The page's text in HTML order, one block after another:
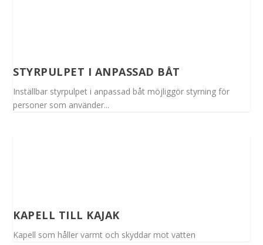
STYRPULPET I ANPASSAD BÅT
Inställbar styrpulpet i anpassad båt möjliggör styrning för
personer som använder...
KAPELL TILL KAJAK
Kapell som håller varmt och skyddar mot vatten